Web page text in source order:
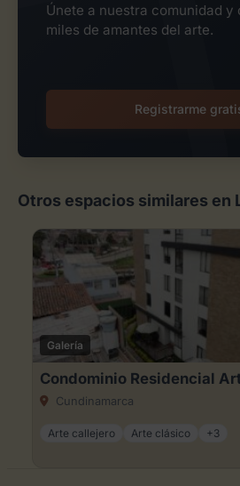
Únete a nuestra comunidad y
miles de amantes del arte.
Registrarme
Otros espacios similares en
Galería
Condominio Residencial
Cundinamarca
Arte callejero Arte clásico +3